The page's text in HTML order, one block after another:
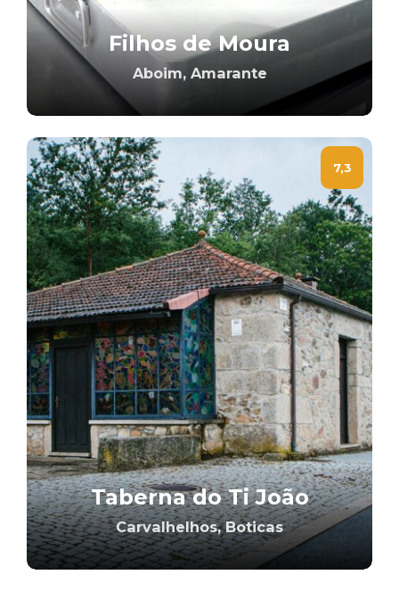
Filhos de Moura
Aboim, Amarante
7,3
Taberna do Ti João
Carvalhelhos, Boticas